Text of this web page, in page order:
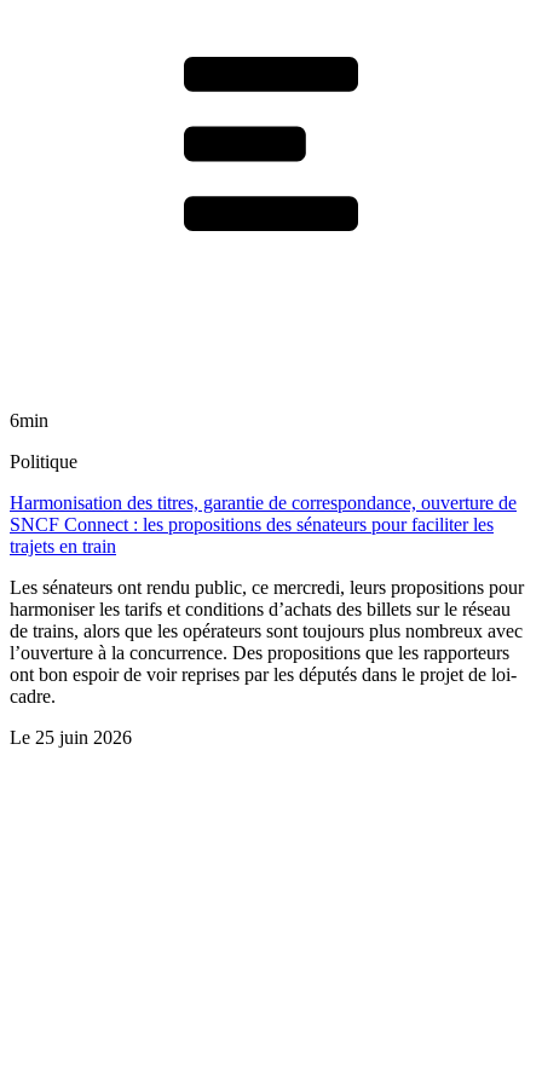
6min
Politique
Harmonisation des titres, garantie de correspondance, ouverture de
SNCF Connect : les propositions des sénateurs pour faciliter les
trajets en train
Les sénateurs ont rendu public, ce mercredi, leurs propositions pour
harmoniser les tarifs et conditions d’achats des billets sur le réseau
de trains, alors que les opérateurs sont toujours plus nombreux avec
l’ouverture à la concurrence. Des propositions que les rapporteurs
ont bon espoir de voir reprises par les députés dans le projet de loi-
cadre.
Le 25 juin 2026